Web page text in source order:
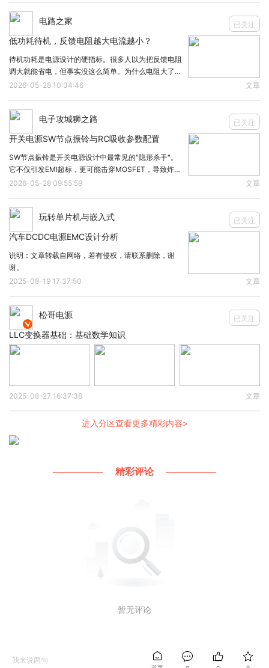
驱动IC、显示 LED显示
IC、点阵数显驱动、点阵数码管驱动、点阵LED驱
驱动芯片、点阵LED驱动IC、LED数显原厂、点阵数
码管显示芯片、数码管驱动厂家、数显
电路之家 已关注
低功耗待机，反馈电阻越大电流越小？
待机功耗是电源设计的硬指标。很多人以为把反馈电阻
调大就能省电，但事实没这么简单。为什么电阻大了电
流就小？原理很直接。反馈分压网络从输出端取一路电
于Vout除以分压电阻总值。电阻越大，分流越小，
2026-05-28 10:34:46 文章
电子攻城狮之路 已关注
开关电源SW节点振铃与RC吸收参数配置
SW节点振铃是开关电源设计中最常见的"隐形杀手"。
它不仅引发EMI超标，更可能击穿MOSFET，导致炸
机。搞定振铃，RC吸收电路是第一道防线。1、振铃从
振回路。开关管高速切换时，di/dt
2026-05-28 09:55:59 文章
玩转单片机与嵌入式 已关注
汽车DCDC电源EMC设计分析
说明：文章转载自网络，若有侵权，请联系删除，谢
谢。
2025-08-19 17:37:50
文章

松哥电源 已关注
LLC变换器基础：基础数学知识
2025-08-27 16:37:36 文章
进入分区查看更多精彩内容>
精彩评论
暂无评论
我来说两句    